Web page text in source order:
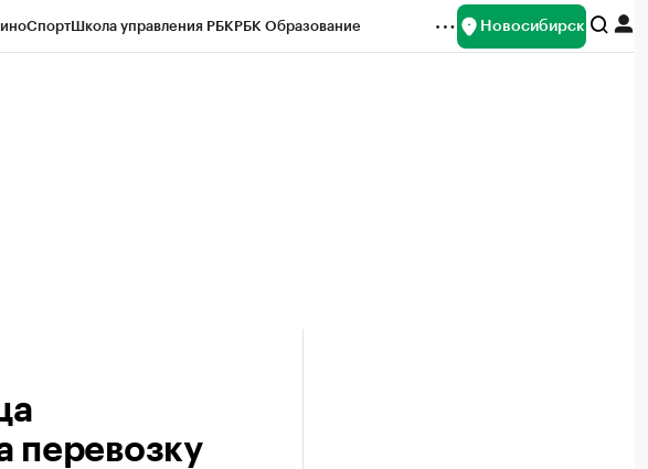
СпортШкола управления РБКРБК Образование Новосибирск
перевозку